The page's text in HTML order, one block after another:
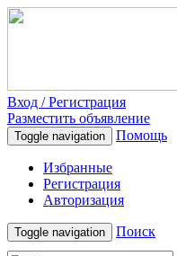
Вход / Регистрация
Разместить объявление
Toggle navigation Помощь
Избранные
Регистрация
Авторизация
Toggle navigation Поиск